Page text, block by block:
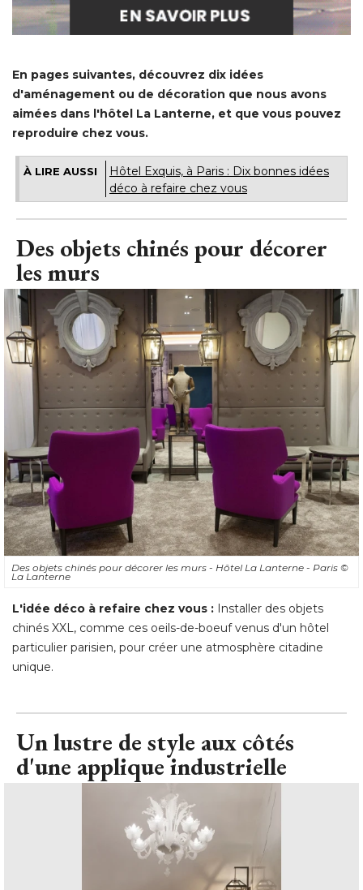
En pages suivantes, découvrez dix idées
d'aménagement ou de décoration que nous avons
aimées dans l'hôtel La Lanterne, et que vous pouvez
reproduire chez vous.
À LIRE AUSSI
Hôtel Exquis, à Paris : Dix bonnes idées
déco à refaire chez vous
Des objets chinés pour décorer
les murs
Des objets chinés pour décorer les murs - Hôtel La Lanterne - Paris ©
La Lanterne
L'idée déco à refaire chez vous : Installer des objets
chinés XXL, comme ces oeils-de-boeuf venus d'un hôtel
particulier parisien, pour créer une atmosphère citadine
unique.
Un lustre de style aux côtés
d'une applique industrielle